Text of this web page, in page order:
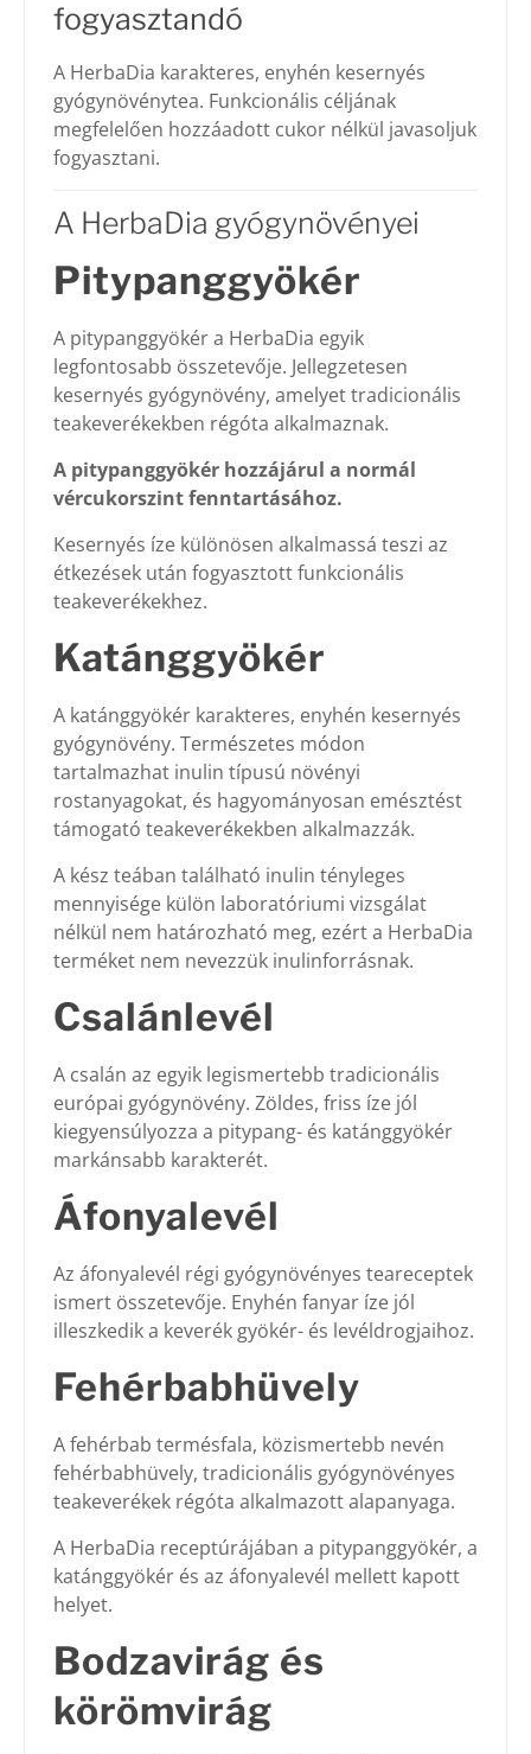
fogyasztandó
A HerbaDia karakteres, enyhén kesernyés
gyógynövénytea. Funkcionális céljának
megfelelően hozzáadott cukor nélkül javasoljuk
fogyasztani.
A HerbaDia gyógynövényei
Pitypanggyökér
A pitypanggyökér a HerbaDia egyik
legfontosabb összetevője. Jellegzetesen
kesernyés gyógynövény, amelyet tradicionális
teakeverékekben régóta alkalmaznak.
A pitypanggyökér hozzájárul a normál
vércukorszint fenntartásához.
Kesernyés íze különösen alkalmassá teszi az
étkezések után fogyasztott funkcionális
teakeverékekhez.
Katánggyökér
A katánggyökér karakteres, enyhén kesernyés
gyógynövény. Természetes módon
tartalmazhat inulin típusú növényi
rostanyagokat, és hagyományosan emésztést
támogató teakeverékekben alkalmazzák.
A kész teában található inulin tényleges
mennyisége külön laboratóriumi vizsgálat
nélkül nem határozható meg, ezért a HerbaDia
terméket nem nevezzük inulinforrásnak.
Csalánlevél
A csalán az egyik legismertebb tradicionális
európai gyógynövény. Zöldes, friss íze jól
kiegyensúlyozza a pitypang- és katánggyökér
markánsabb karakterét.
Áfonyalevél
Az áfonyalevél régi gyógynövényes teareceptek
ismert összetevője. Enyhén fanyar íze jól
illeszkedik a keverék gyökér- és levéldrogjaihoz.
Fehérbabhüvely
A fehérbab termésfala, közismertebb nevén
fehérbabhüvely, tradicionális gyógynövényes
teakeverékek régóta alkalmazott alapanyaga.
A HerbaDia receptúrájában a pitypanggyökér, a
katánggyökér és az áfonyalevél mellett kapott
helyet.
Bodzavirág és
körömvirág